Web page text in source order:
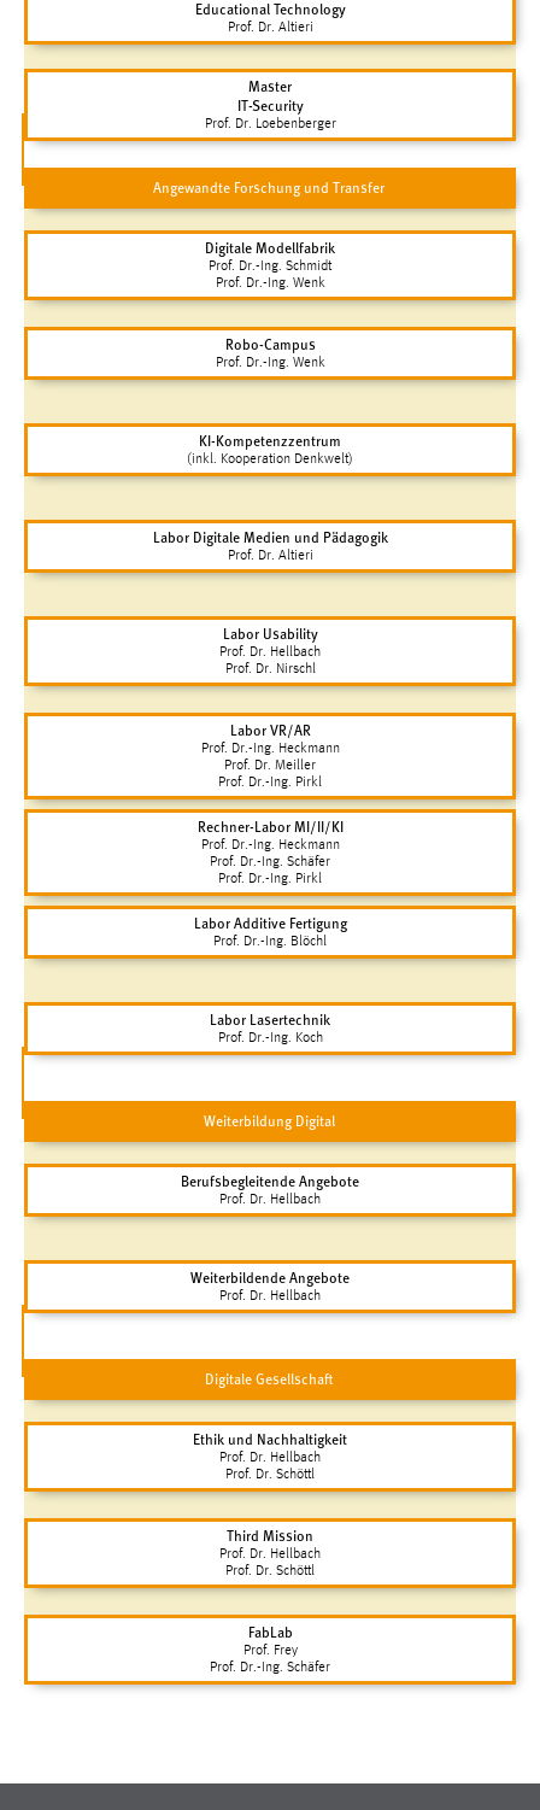
Educational Technology
Prof. Dr. Altieri
Master
IT-Security
Prof. Dr. Loebenberger
Angewandte Forschung und Transfer
Digitale Modellfabrik
Prof. Dr.-Ing. Schmidt
Prof. Dr.-Ing. Wenk
Robo-Campus
Prof. Dr.-Ing. Wenk
KI-Kompetenzzentrum
(inkl. Kooperation Denkwelt)
Labor Digitale Medien und Pädagogik
Prof. Dr. Altieri
Labor Usability
Prof. Dr. Hellbach
Prof. Dr. Nirschl
Labor VR/AR
Prof. Dr.-Ing. Heckmann
Prof. Dr. Meiller
Prof. Dr.-Ing. Pirkl
Rechner-Labor MI/II/KI
Prof. Dr.-Ing. Heckmann
Prof. Dr.-Ing. Schäfer
Prof. Dr.-Ing. Pirkl
Labor Additive Fertigung
Prof. Dr.-Ing. Blöchl
Labor Lasertechnik
Prof. Dr.-Ing. Koch
Weiterbildung Digital
Berufsbegleitende Angebote
Prof. Dr. Hellbach
Weiterbildende Angebote
Prof. Dr. Hellbach
Digitale Gesellschaft
Ethik und Nachhaltigkeit
Prof. Dr. Hellbach
Prof. Dr. Schöttl
Third Mission
Prof. Dr. Hellbach
Prof. Dr. Schöttl
FabLab
Prof. Frey
Prof. Dr.-Ing. Schäfer
Cookie Laufzeit:
Facebook Pixel
Name:
Conversion-Tracking
Cookie Laufzeit:
EXTERNE MEDIEN
Plattformen anzeigen zu können, werden von diesen
externen Medien Cookies gesetzt.